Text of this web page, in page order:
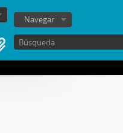
Navegar